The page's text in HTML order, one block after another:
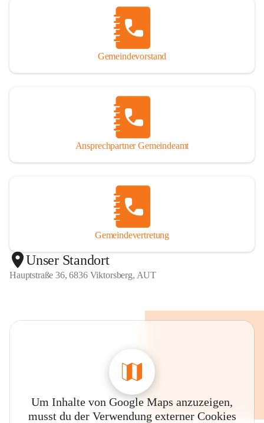
Gemeindevorstand
Ansprechpartner Gemeindeamt
Gemeindevertretung
Unser Standort
Hauptstraße 36, 6836 Viktorsberg, AUT
Um Inhalte von Google Maps anzuzeigen,
musst du der Verwendung externer Cookies